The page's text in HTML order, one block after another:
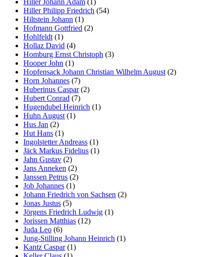
Hiller Philipp Friedrich (54)
Hiltstein Johann (1)
Hofmann Gottfried (2)
Hohlfeldt (1)
Hollaz David (4)
Homburg Ernst Christoph (3)
Hooper John (1)
Hopfensack Johann Christian Wilhelm August (2)
Horn Johannes (7)
Huberinus Caspar(2)
Hubert Conrad (7)
Hugendubel Heinrich (1)
Huhn August (1)
Hus Jan (2)
Hut Hans (1)
Ingolstetter Andreass (1)
Jäck Markus Fidelius (1)
Jahn Gustav (2)
Jans Anneken (2)
Janssen Petrus (2)
Job Johannes (1)
Johann Friedrich von Sachsen (2)
Jonas Justus (5)
Jörgens Friedrich Ludwig (1)
Jorissen Matthias (12)
Juda Leo (6)
Jung-Stilling Johann Heinrich (1)
Kantz Caspar(1)